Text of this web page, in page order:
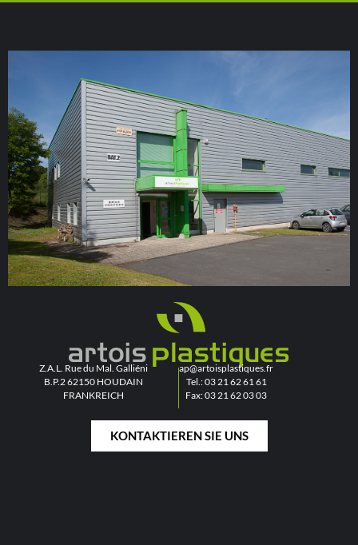
Z.A.L. Rue du Mal. Galliéni
B.P.2 62150 HOUDAIN
FRANKREICH
ap@artoisplastiques.fr
Tel.: 03 21 62 61 61
Fax: 03 21 62 03 03
KONTAKTIEREN SIE UNS